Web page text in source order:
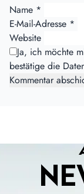
Name *
E-Mail-Adresse *
Website
Ja, ich möchte
bestätige die